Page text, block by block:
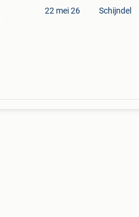
22 mei 26 Schijndel